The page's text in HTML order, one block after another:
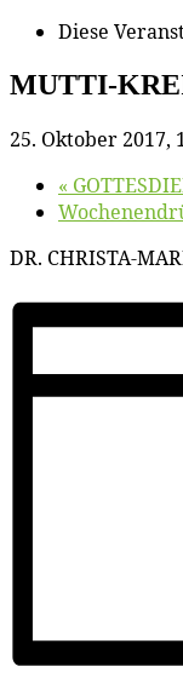
Diese
MUTTI-
25. Oktober 2017,
«
DR. CHRISTA-